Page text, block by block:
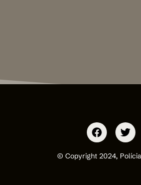
© Copyright 2024,